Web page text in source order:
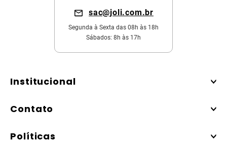
sac@joli.com.br
Segunda à Sexta das 08h às 18h
Sábados: 8h às 17h
Institucional
Contato
Políticas